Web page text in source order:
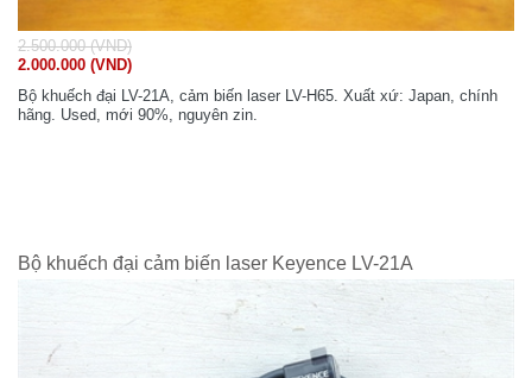
2.500.000 (VND)
2.000.000 (VND)
Bộ khuếch đại LV-21A, cảm biến laser LV-H65. Xuất xứ: Japan, chính
hãng. Used, mới 90%, nguyên zin.
Bộ khuếch đại cảm biến laser Keyence LV-21A